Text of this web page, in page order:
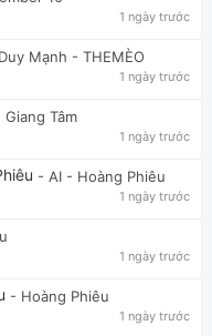
1 ngày trước
Mạnh - THEMÈO
1 ngày trước
Giang Tâm
1 ngày trước
- AI - Hoàng Phiêu
1 ngày trước
1 ngày trước
- Hoàng Phiêu
1 ngày trước